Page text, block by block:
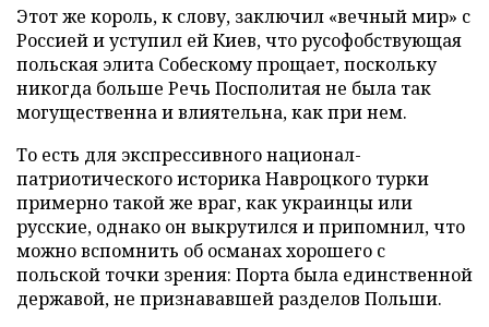
Этот же король, к слову, заключил «вечный мир» с
Россией и уступил ей Киев, что русофобствующая
польская элита Собескому прощает, поскольку
никогда больше Речь Посполитая не была так
могущественна и влиятельна, как при нем.
То есть для экспрессивного национал-
патриотического историка Навроцкого турки
примерно такой же враг, как украинцы или
русские, однако он выкрутился и припомнил, что
можно вспомнить об османах хорошего с
польской точки зрения: Порта была единственной
державой, не признававшей разделов Польши.